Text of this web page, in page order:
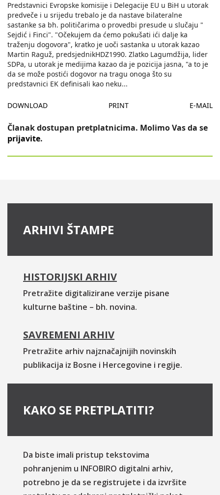
Predstavnici Evropske komisije i Delegacije EU u BiH u utorak
predveče i u srijedu trebalo je da nastave bilateralne
sastanke sa bh. političarima o provedbi presude u slučaju "
Sejdić i Finci". "Očekujem da ćemo pokušati ići dalje ka
traženju dogovora", kratko je uoči sastanka u utorak kazao
Martin Raguž, predsjednikHDZ1990. Zlatko Lagumdžija, lider
SDPa, u utorak je medijima kazao da je pozicija jasna, "a to je
da se može postići dogovor na tragu onoga što su
predstavnici EK definisali kao neku...
DOWNLOAD PRINT E-MAIL
Članak dostupan pretplatnicima. Molimo Vas da se
prijavite.
ARHIVI ŠTAMPE
HISTORIJSKI ARHIV
Pretražite digitalizirane verzije pisane
kulturne baštine – bh. novina.
SAVREMENI ARHIV
Pretražite arhiv najznačajnijih novinskih
publikacija iz Bosne i Hercegovine i regije.
KAKO SE PRETPLATITI?
Da biste imali pristup tekstovima
pohranjenim u INFOBIRO digitalni arhiv,
potrebno je da se registrujete i da izvršite